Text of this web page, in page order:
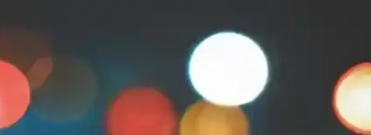
temizlik gibi yöntemler cildi nazikçe arındırır ve yaşlanmayı
ve sağlıklı yaşam alışkanlıkları önemlidir. Düzenli bakım ile